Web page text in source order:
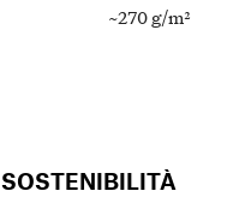
~270 g/m²
SOSTENIBILITÀ